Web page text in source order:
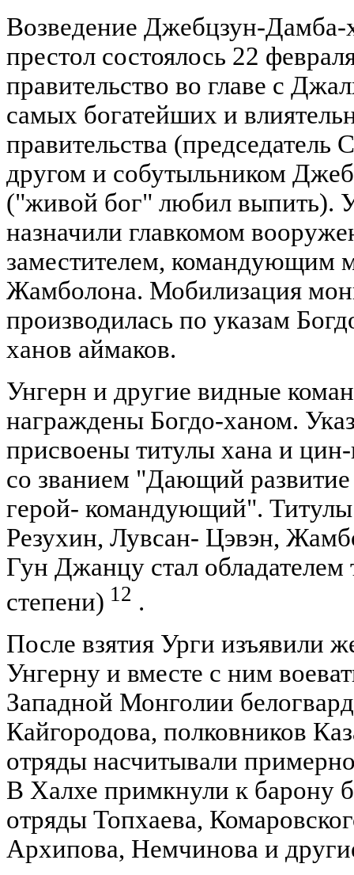
Возведение Джебцзун-Дамба-
престол состоялось 22
правительство во главе с
самых богатейших и
правительства
другом и собутыльником
("живой бог" любил выпить).
назначили главкомом
заместителем, командующим
Жамболона. Мобилизация
производилась по указам
ханов аймаков.
Унгерн и другие видные
награждены Богдо-ханом.
присвоены титулы хана и
со званием "Дающий развитие
герой- командующий".
Резухин, Лувсан- Цэвэн,
Гун Джанцу стал обладателем
степени) 12 .
После взятия Урги изъявили
Унгерну и вместе с ним
Западной Монголии
Кайгородова, полковников
отряды насчитывали
В Халхе примкнули к барону
отряды Топхаева,
Архипова, Немчинова и